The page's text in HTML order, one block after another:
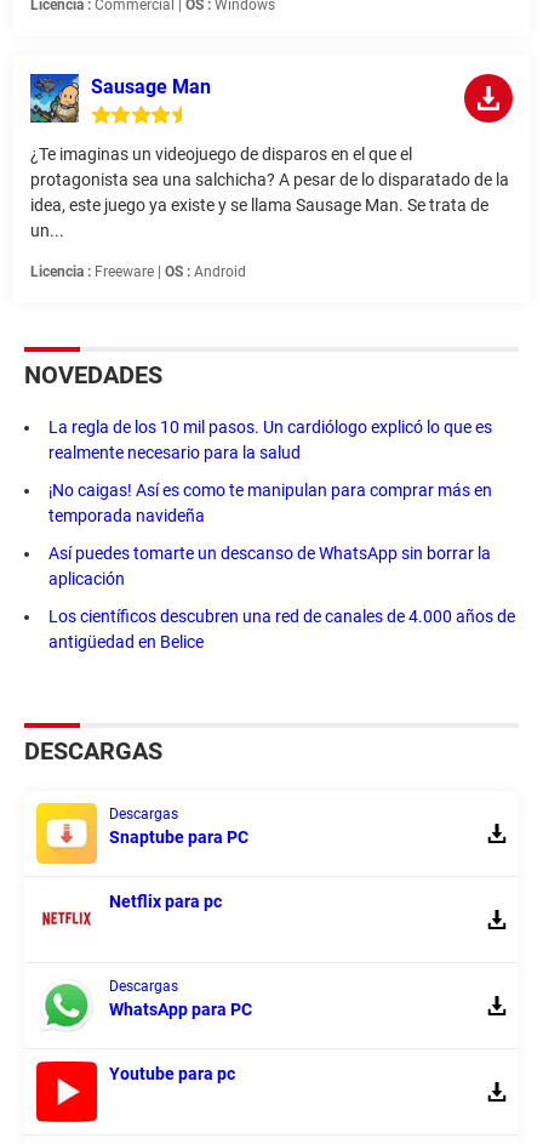
Licencia : Commercial | OS : Windows
Sausage Man
¿Te imaginas un videojuego de disparos en el que el
protagonista sea una salchicha? A pesar de lo disparatado de la
idea, este juego ya existe y se llama Sausage Man. Se trata de
un...
Licencia : Freeware | OS : Android
NOVEDADES
La regla de los 10 mil pasos. Un cardiólogo explicó lo que es
realmente necesario para la salud
¡No caigas! Así es como te manipulan para comprar más en
temporada navideña
Así puedes tomarte un descanso de WhatsApp sin borrar la
aplicación
Los científicos descubren una red de canales de 4.000 años de
antigüedad en Belice
DESCARGAS
Descargas
Snaptube para PC
Netflix para pc
Descargas
WhatsApp para PC
Youtube para pc